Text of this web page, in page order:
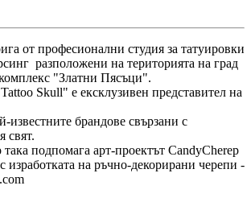
от професионални студия за татуировки
разположени на територията на град
"Златни Пясъци".
Skull" е ексклузивен представител на
известните брандове свързани с
свят.
подпомага арт-проектът CandyCherep
изработката на ръчно-декорирани черепи -